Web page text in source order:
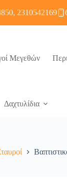
2310542169
Μεγεθών
Δαχτυλίδια